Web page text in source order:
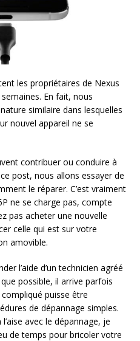
les propriétaires de Nexus
En fait, nous
similaire dans lesquelles
nouvel appareil ne se
contribuer ou conduire à
post, nous allons essayer de
le réparer. C’est vraiment
ne se charge pas, compte
pas acheter une nouvelle
celle qui est sur votre
amovible.
l’aide d’un technicien agréé
possible, il arrive parfois
puisse être
de dépannage simples.
avec le dépannage, je
de temps pour bricoler votre